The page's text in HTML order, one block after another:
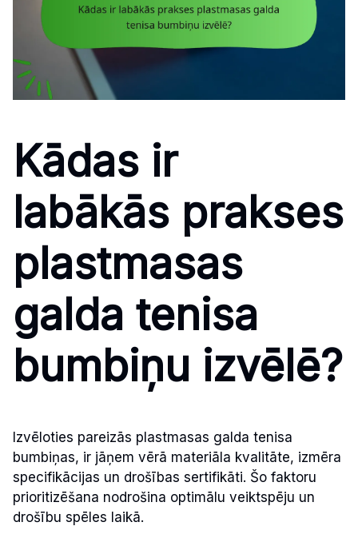
Kādas ir
labākās prakses
plastmasas
galda tenisa
bumbiņu izvēlē?
Izvēloties pareizās plastmasas galda tenisa
bumbiņas, ir jāņem vērā materiāla kvalitāte, izmēra
specifikācijas un drošības sertifikāti. Šo faktoru
prioritizēšana nodrošina optimālu veiktspēju un
drošību spēles laikā.